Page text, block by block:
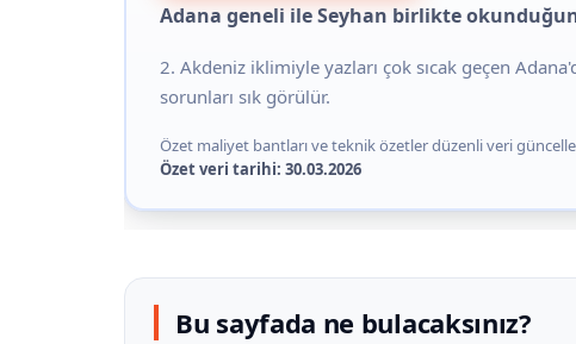
Adana geneli ile Seyhan birlikte
2. Akdeniz iklimiyle yazları çok sıcak geçen
sorunları sık görülür.
Özet maliyet bantları ve teknik özetler düzenli veri
Özet veri tarihi: 30.03.2026
Bu sayfada ne bulacaksınız?